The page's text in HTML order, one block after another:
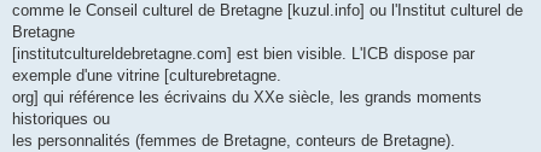
comme le Conseil culturel de Bretagne [kuzul.info] ou l'Institut culturel de
Bretagne
[institutcultureldebretagne.com] est bien visible. L'ICB dispose par
exemple d'une vitrine [culturebretagne.
org] qui référence les écrivains du XXe siècle, les grands moments
historiques ou
les personnalités (femmes de Bretagne, conteurs de Bretagne).